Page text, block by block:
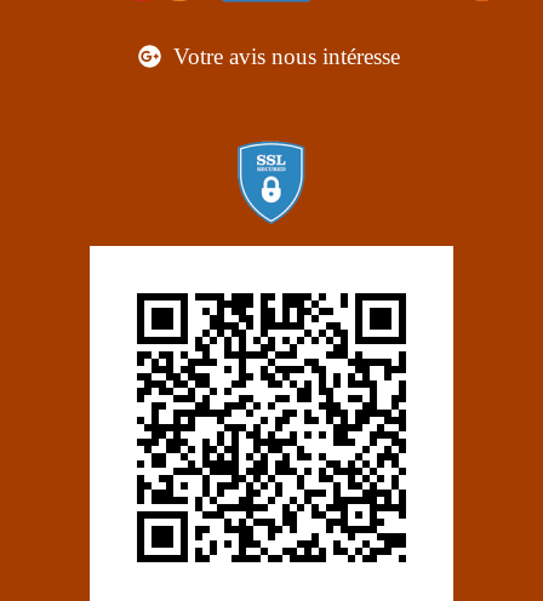
Votre avis nous intéresse